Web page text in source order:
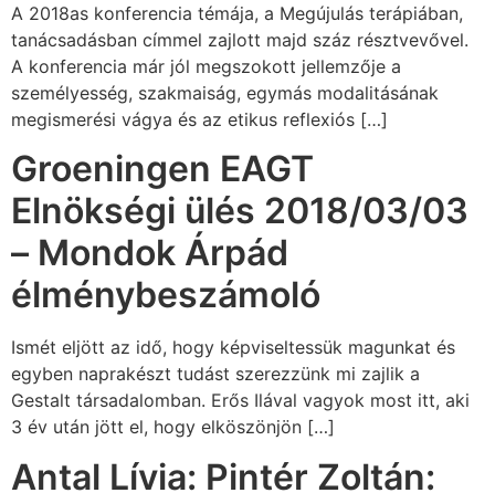
A 2018as konferencia témája, a Megújulás terápiában,
tanácsadásban címmel zajlott majd száz résztvevővel.
A konferencia már jól megszokott jellemzője a
személyesség, szakmaiság, egymás modalitásának
megismerési vágya és az etikus reflexiós […]
Groeningen EAGT
Elnökségi ülés 2018/03/03
– Mondok Árpád
élménybeszámoló
Ismét eljött az idő, hogy képviseltessük magunkat és
egyben naprakészt tudást szerezzünk mi zajlik a
Gestalt társadalomban. Erős Ilával vagyok most itt, aki
3 év után jött el, hogy elköszönjön […]
Antal Lívia: Pintér Zoltán: